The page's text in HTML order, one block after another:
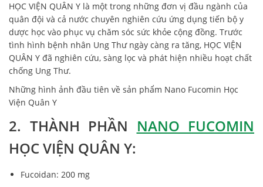
HỌC VIỆN QUÂN Y là một trong những đơn vị đầu ngành của
quân đội và cả nước chuyên nghiên cứu ứng dụng tiến bộ y
dược học vào phục vụ chăm sóc sức khỏe cộng đồng. Trước
tình hình bệnh nhân Ung Thư ngày càng ra tăng, HỌC VIỆN
QUÂN Y đã nghiên cứu, sàng lọc và phát hiện nhiều hoạt chất
chống Ung Thư.
Những hình ảnh đầu tiên về sản phẩm Nano Fucomin Học
Viện Quân Y
2. THÀNH PHẦN NANO FUCOMIN
HỌC VIỆN QUÂN Y:
Fucoidan: 200 mg